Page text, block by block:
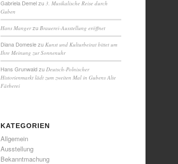
Gabriela Demelzu 3. Musikalische Reise durch
Guben
Hans Mangerzu Brauerei-Ausstellung eröffnet
Diana Domeslezu Kunst und Kulturbeirat bittet um
Ihre Meinung zur Sonnenuhr
Hans Grunwaldzu Deutsch-Polnischer
Historienmarkt lädt zum zweiten Mal in Gubens Alte
Färberei
KATEGORIEN
Allgemein
Ausstellung
Bekanntmachung